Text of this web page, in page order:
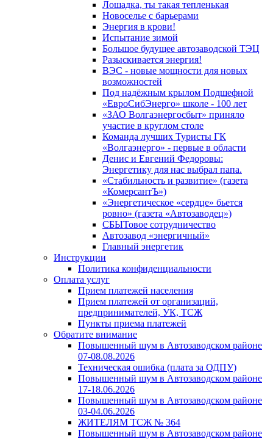
Лошадка, ты такая тепленькая
Новоселье с барьерами
Энергия в крови!
Испытание зимой
Большое будущее автозаводской ТЭЦ
Разыскивается энергия!
ВЭС - новые мощности для новых
возможностей
Под надёжным крылом Подшефной
«ЕвроСибЭнерго» школе - 100 лет
«ЗАО Волгаэнергосбыт» приняло
участие в круглом столе
Команда лучших Туристы ГК
«Волгаэнерго» - первые в области
Денис и Евгений Федоровы:
Энергетику для нас выбрал папа.
«Стабильность и развитие» (газета
«КомерсантЪ»)
«Энергетическое «сердце» бьется
ровно» (газета «Автозаводец»)
СБЫТовое сотрудничество
Автозавод «энергичный»
Главный энергетик
Инструкции
Политика конфиденциальности
Оплата услуг
Прием платежей населения
Прием платежей от организаций,
предпринимателей, УК, ТСЖ
Пункты приема платежей
Обратите внимание
Повышенный шум в Автозаводском районе
07-08.08.2026
Техническая ошибка (плата за ОДПУ)
Повышенный шум в Автозаводском районе
17-18.06.2026
Повышенный шум в Автозаводском районе
03-04.06.2026
ЖИТЕЛЯМ ТСЖ № 364
Повышенный шум в Автозаводском районе